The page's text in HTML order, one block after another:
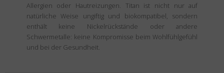
Allergien oder Hautreizungen. Titan ist nicht nur auf
natürliche Weise ungiftig und biokompatibel, sondern
enthält keine Nickelrückstände oder andere
Schwermetalle: keine Kompromisse beim Wohlfühlgefühl
und bei der Gesundheit.